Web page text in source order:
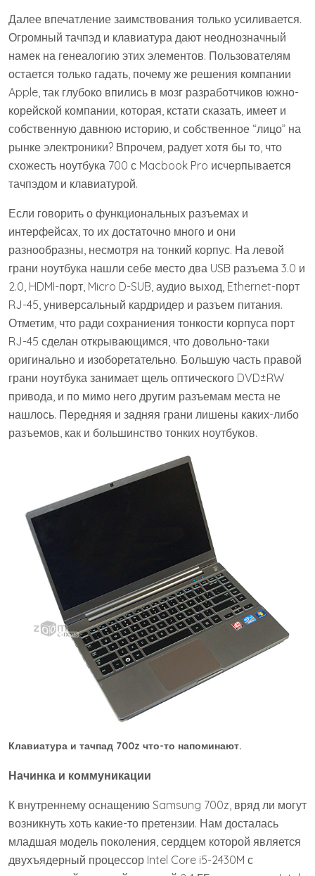
Далее впечатление заимствования только усиливается.
Огромный тачпэд и клавиатура дают неоднозначный
намек на генеалогию этих элементов. Пользователям
остается только гадать, почему же решения компании
Apple, так глубоко впились в мозг разработчиков южно-
корейской компании, которая, кстати сказать, имеет и
собственную давнюю историю, и собственное “лицо” на
рынке электроники? Впрочем, радует хотя бы то, что
схожесть ноутбука 700 с Macbook Pro исчерпывается
тачпэдом и клавиатурой.
Если говорить о функциональных разъемах и
интерфейсах, то их достаточно много и они
разнообразны, несмотря на тонкий корпус. На левой
грани ноутбука нашли себе место два USB разъема 3.0 и
2.0, HDMI-порт, Micro D-SUB, аудио выход, Ethernet-порт
RJ-45, универсальный кардридер и разъем питания.
Отметим, что ради сохраниения тонкости корпуса порт
RJ-45 сделан открывающимся, что довольно-таки
оригинально и изоборетательно. Большую часть правой
грани ноутбука занимает щель оптического DVD±RW
привода, и по мимо него другим разъемам места не
нашлось. Передняя и задняя грани лишены каких-либо
разъемов, как и большинство тонких ноутбуков.
Клавиатура и тачпад 700z что-то напоминают.
Начинка и коммуникации
К внутреннему оснащению Samsung 700z, вряд ли могут
возникнуть хоть какие-то претензии. Нам досталась
младшая модель поколения, сердцем которой является
двухъядерный процессор Intel Core i5-2430M с